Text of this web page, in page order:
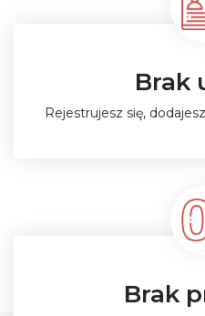
Brak
Rejestrujesz się,
Brak